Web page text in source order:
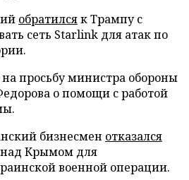
обратилсяк Трампу с
сеть Starlink для атак по
на просьбу министра обороны
о помощи с работой
бизнесмен отказался
над Крымом для
военной операции.